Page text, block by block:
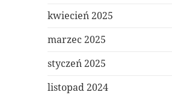
kwiecień 2025
marzec 2025
styczeń 2025
listopad 2024